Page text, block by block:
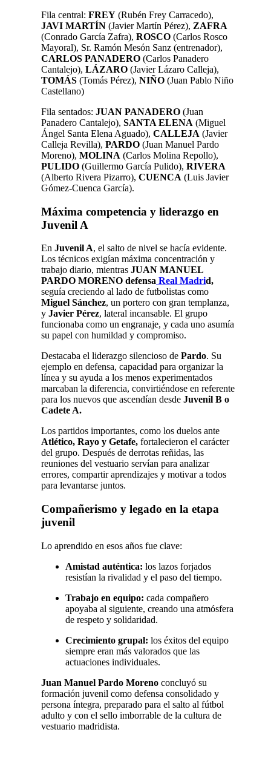
Fila central: FREY (Rubén Frey Carracedo),
JAVI MARTÍN (Javier Martín Pérez), ZAFRA
(Conrado García Zafra), ROSCO (Carlos Rosco
Mayoral), Sr. Ramón Mesón Sanz (entrenador),
CARLOS PANADERO (Carlos Panadero
Cantalejo), LÁZARO (Javier Lázaro Calleja),
TOMÁS (Tomás Pérez), NIÑO (Juan Pablo Niño
Castellano)
Fila sentados: JUAN PANADERO (Juan
Panadero Cantalejo), SANTA ELENA (Miguel
Ángel Santa Elena Aguado), CALLEJA (Javier
Calleja Revilla), PARDO (Juan Manuel Pardo
Moreno), MOLINA (Carlos Molina Repollo),
PULIDO (Guillermo García Pulido), RIVERA
(Alberto Rivera Pizarro), CUENCA (Luis Javier
Gómez-Cuenca García).
Máxima competencia y liderazgo en
Juvenil A
En Juvenil A, el salto de nivel se hacía evidente.
Los técnicos exigían máxima concentración y
trabajo diario, mientras JUAN MANUEL
PARDO MORENO defensa Real Madrid,
seguía creciendo al lado de futbolistas como
Miguel Sánchez, un portero con gran templanza,
y Javier Pérez, lateral incansable. El grupo
funcionaba como un engranaje, y cada uno asumía
su papel con humildad y compromiso.
Destacaba el liderazgo silencioso de Pardo. Su
ejemplo en defensa, capacidad para organizar la
línea y su ayuda a los menos experimentados
marcaban la diferencia, convirtiéndose en referente
para los nuevos que ascendían desde Juvenil B o
Cadete A.
Los partidos importantes, como los duelos ante
Atlético, Rayo y Getafe, fortalecieron el carácter
del grupo. Después de derrotas reñidas, las
reuniones del vestuario servían para analizar
errores, compartir aprendizajes y motivar a todos
para levantarse juntos.
Compañerismo y legado en la etapa
juvenil
Lo aprendido en esos años fue clave:
Amistad auténtica: los lazos forjados
resistían la rivalidad y el paso del tiempo.
Trabajo en equipo: cada compañero
apoyaba al siguiente, creando una atmósfera
de respeto y solidaridad.
Crecimiento grupal: los éxitos del equipo
siempre eran más valorados que las
actuaciones individuales.
Juan Manuel Pardo Moreno concluyó su
formación juvenil como defensa consolidado y
persona íntegra, preparado para el salto al fútbol
adulto y con el sello imborrable de la cultura de
vestuario madridista.